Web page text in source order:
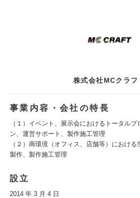
株式会社MCクラフ
事業内容・会社の特長
（１）イベント、展示会におけるトータル
ン、運営サポート、製作施工管理
（２）商環境（オフィス、店舗等）におけ
製作、製作施工管理
設立
2014 年 3 月 4 日